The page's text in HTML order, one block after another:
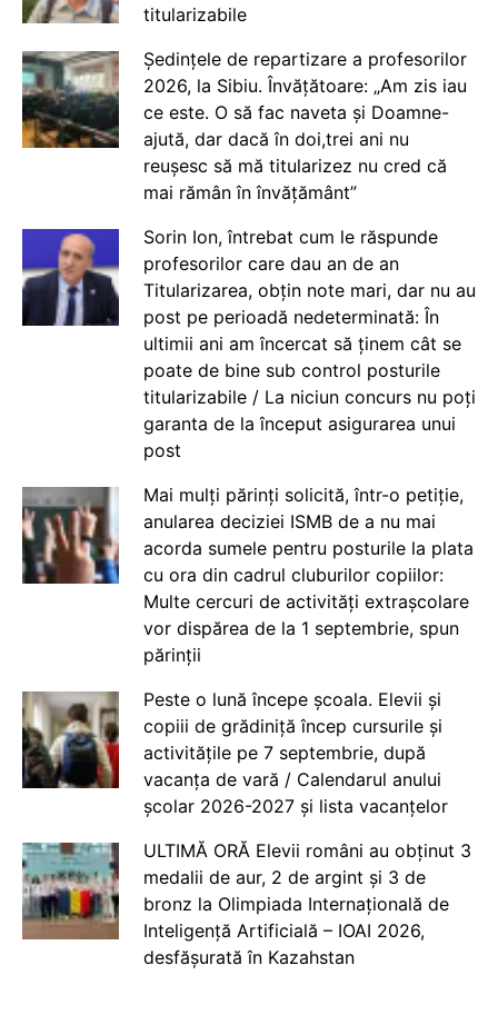
titularizabile
Ședințele de repartizare a profesorilor
2026, la Sibiu. Învățătoare: „Am zis iau
ce este. O să fac naveta și Doamne-
ajută, dar dacă în doi,trei ani nu
reușesc să mă titularizez nu cred că
mai rămân în învățământ”
Sorin Ion, întrebat cum le răspunde
profesorilor care dau an de an
Titularizarea, obțin note mari, dar nu au
post pe perioadă nedeterminată: În
ultimii ani am încercat să ținem cât se
poate de bine sub control posturile
titularizabile / La niciun concurs nu poți
garanta de la început asigurarea unui
post
Mai mulți părinți solicită, într-o petiție,
anularea deciziei ISMB de a nu mai
acorda sumele pentru posturile la plata
cu ora din cadrul cluburilor copiilor:
Multe cercuri de activități extrașcolare
vor dispărea de la 1 septembrie, spun
părinții
Peste o lună începe școala. Elevii și
copiii de grădiniță încep cursurile și
activitățile pe 7 septembrie, după
vacanța de vară / Calendarul anului
școlar 2026-2027 și lista vacanțelor
ULTIMĂ ORĂ Elevii români au obținut 3
medalii de aur, 2 de argint și 3 de
bronz la Olimpiada Internațională de
Inteligență Artificială – IOAI 2026,
desfășurată în Kazahstan